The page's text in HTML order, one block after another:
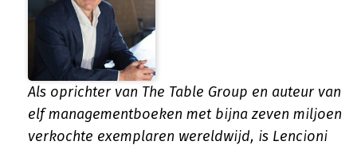
Als oprichter van The Table Group en auteur van
elf managementboeken met bijna zeven miljoen
verkochte exemplaren wereldwijd, is Lencioni